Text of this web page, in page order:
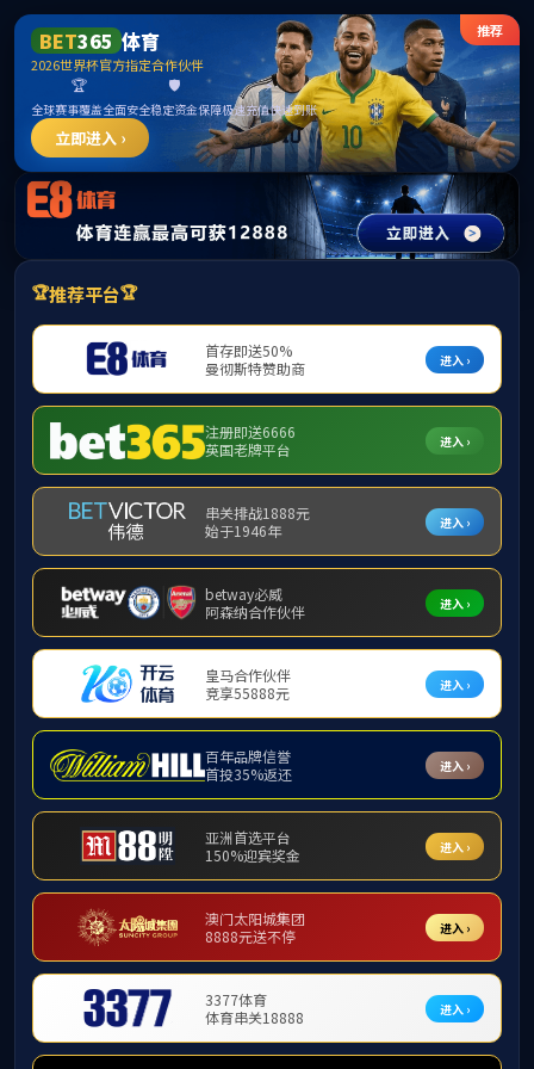
中国·0638太阳集团
(SuncityGroup)官方网站
企业资质
首页 >企业资质
河南省AAA级企业信用等级证书